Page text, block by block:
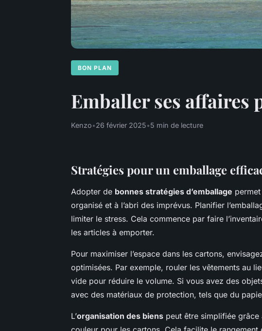
BON PLAN
Emballer ses affaires
Kenzo•26 février 2025•5 min de lecture
Stratégies pour un emballage
Adopter de bonnes stratégies d’emballage
organisé et à l’abri des imprévus. Planifier
limiter le stress. Cela commence par faire
les articles à emporter.
Pour maximiser l’espace dans les cartons,
optimisées. Par exemple, rouler les vêtements au
vide pour réduire le volume. Si vous avez des
avec des matériaux de protection, tels que du
L’organisation des biens peut être simplifiée grâce